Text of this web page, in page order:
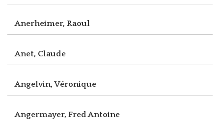
Anerheimer, Raoul
Anet, Claude
Angelvin, Véronique
Angermayer, Fred Antoine